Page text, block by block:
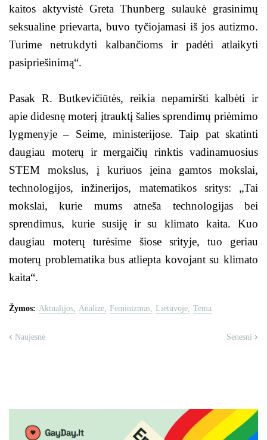
kaitos aktyvistė Greta Thunberg sulaukė grasinimų
seksualine prievarta, buvo tyčiojamasi iš jos autizmo.
Turime netrukdyti kalbančioms ir padėti atlaikyti
pasipriešinimą“.
Pasak R. Butkevičiūtės, reikia nepamiršti kalbėti ir
apie didesnę moterį įtrauktį šalies sprendimų priėmimo
lygmenyje – Seime, ministerijose. Taip pat skatinti
daugiau moterų ir mergaičių rinktis vadinamuosius
STEM mokslus, į kuriuos įeina gamtos mokslai,
technologijos, inžinerijos, matematikos sritys: „Tai
mokslai, kurie mums atneša technologijas bei
sprendimus, kurie susiję ir su klimato kaita. Kuo
daugiau moterų turėsime šiose srityje, tuo geriau
moterų problematika bus atliepta kovojant su klimato
kaita“.
Žymos: Aktualijos Analizė Feminizmas Lietuvoje Tema
Naujesnė Senesni